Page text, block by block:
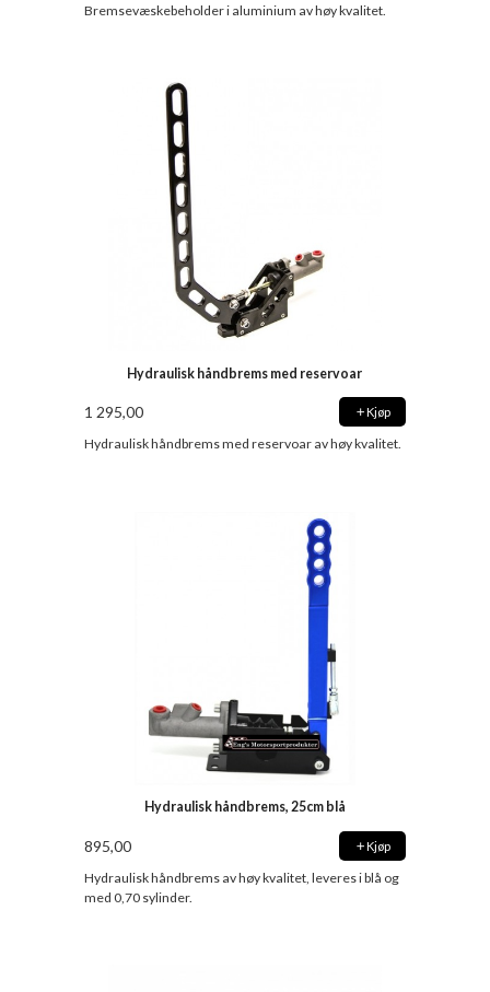
Bremsevæskebeholder i aluminium av høy kvalitet.
Hydraulisk håndbrems med reservoar
1 295,00 Kjøp
Hydraulisk håndbrems med reservoar av høy kvalitet.
Hydraulisk håndbrems, 25cm blå
895,00 Kjøp
Hydraulisk håndbrems av høy kvalitet, leveres i blå og
med 0,70 sylinder.